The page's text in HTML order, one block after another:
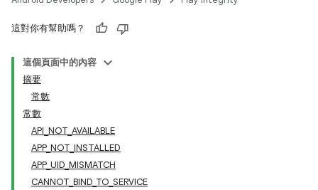
這對你有幫助嗎？
這個頁面中的內容
摘要
常數
常數
API_NOT_AVAILABLE
APP_NOT_INSTALLED
APP_UID_MISMATCH
CANNOT_BIND_TO_SERVICE